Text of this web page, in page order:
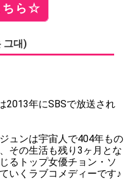
ちら☆
그대)
2013年にSBSで放送され
ュンは宇宙人で404年もの
その生活も残り3ヶ月とな
るトップ女優チョン・ソ
いくラブコメディーです♪